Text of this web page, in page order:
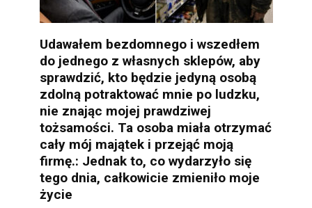
Udawałem bezdomnego i wszedłem
do jednego z własnych sklepów, aby
sprawdzić, kto będzie jedyną osobą
zdolną potraktować mnie po ludzku,
nie znając mojej prawdziwej
tożsamości. Ta osoba miała otrzymać
cały mój majątek i przejąć moją
firmę.: Jednak to, co wydarzyło się
tego dnia, całkowicie zmieniło moje
życie